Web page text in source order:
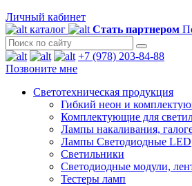
Личный кабинет
каталог
Стать партнером
+7 (978) 203-84-88
Позвоните мне
Светотехническая продукция
Гибкий неон и
Комплектующие для
Лампы накаливания,
Лампы Светодиодные LED
Светильники
Светодиодные модули,
Тестеры ламп